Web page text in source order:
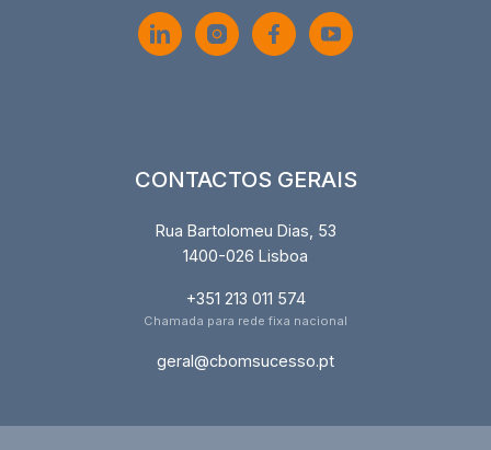
CONTACTOS GERAIS
Rua Bartolomeu Dias, 53
1400-026 Lisboa
+351 213 011 574
Chamada para rede fixa nacional
geral@cbomsucesso.pt